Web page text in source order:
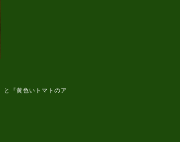
『黄色いトマトのア